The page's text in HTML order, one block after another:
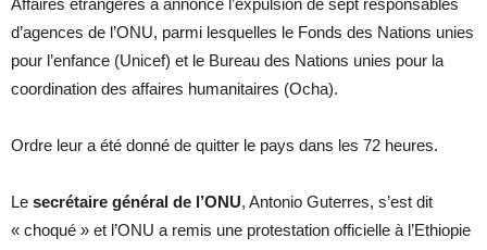
Affaires étrangères a annoncé l’expulsion de sept responsables
d’agences de l’ONU, parmi lesquelles le Fonds des Nations unies
pour l’enfance (Unicef) et le Bureau des Nations unies pour la
coordination des affaires humanitaires (Ocha).
Ordre leur a été donné de quitter le pays dans les 72 heures.
Le secrétaire général de l’ONU, Antonio Guterres, s’est dit
« choqué » et l’ONU a remis une protestation officielle à l’Ethiopie